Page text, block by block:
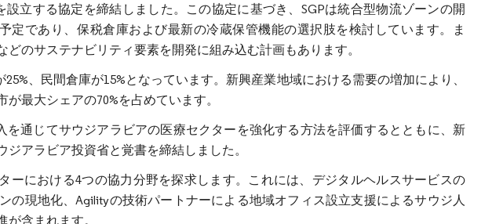
立する協定を締結しました。この協定に基づき、SGPは統合型物流ゾーンの開
定であり、保税倉庫および最新の冷蔵保管機能の選択肢を検討しています。ま
のサステナビリティ要素を開発に組み込む計画もあります。
、民間倉庫が15%となっています。新興産業地域における需要の増加により、
最大シェアの70%を占めています。
通じてサウジアラビアの医療セクターを強化する方法を評価するとともに、新
アラビア投資省と覚書を締結しました。
ーにおける4つの協力分野を探求します。これには、デジタルヘルスサービスの
の現地化、Agilityの技術パートナーによる地域オフィス設立支援によるサウジ人
含まれます。